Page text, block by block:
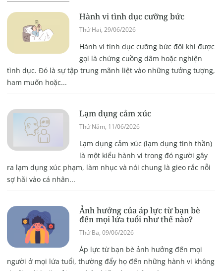
Hành vi tình dục cưỡng bức
Thứ Hai, 29/06/2026
Hành vi tình dục cưỡng bức đôi khi được
gọi là chứng cuồng dâm hoặc nghiện
tình dục. Đó là sự tập trung mãnh liệt vào những tưởng tượng,
ham muốn hoặc...
Lạm dụng cảm xúc
Thứ Năm, 11/06/2026
Lạm dụng cảm xúc (lạm dụng tinh thần)
là một kiểu hành vi trong đó người gây
ra lạm dụng xúc phạm, làm nhục và nói chung là gieo rắc nỗi
sợ hãi vào cá nhân...
Ảnh hưởng của áp lực từ bạn bè
đến mọi lứa tuổi như thế nào?
Thứ Ba, 09/06/2026
Áp lực từ bạn bè ảnh hưởng đến mọi
người ở mọi lứa tuổi, thường đẩy họ đến những hành vi không